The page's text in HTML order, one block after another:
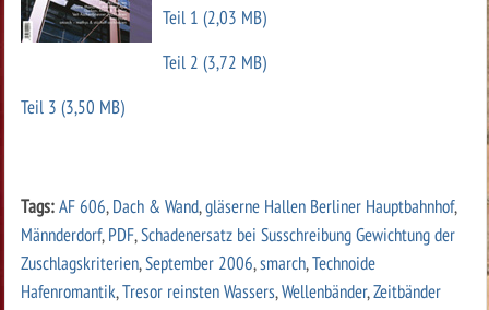
Teil 1 (2,03 MB)
Teil 2 (3,72 MB)
Teil 3 (3,50 MB)
Tags:AF 606,Dach & Wand,gläserne Hallen Berliner Hauptbahnhof,
Männderdorf,PDF,Schadenersatz bei Susschreibung Gewichtung der
Zuschlagskriterien,September 2006,smarch,Technoide
Hafenromantik,Tresor reinsten Wassers,Wellenbänder,Zeitbänder